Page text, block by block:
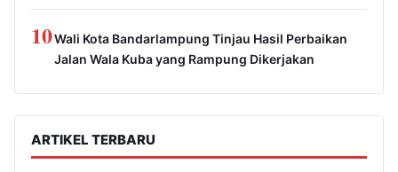
10Wali Kota Bandarlampung Tinjau Hasil Perbaikan
Jalan Wala Kuba yang Rampung Dikerjakan
ARTIKEL TERBARU